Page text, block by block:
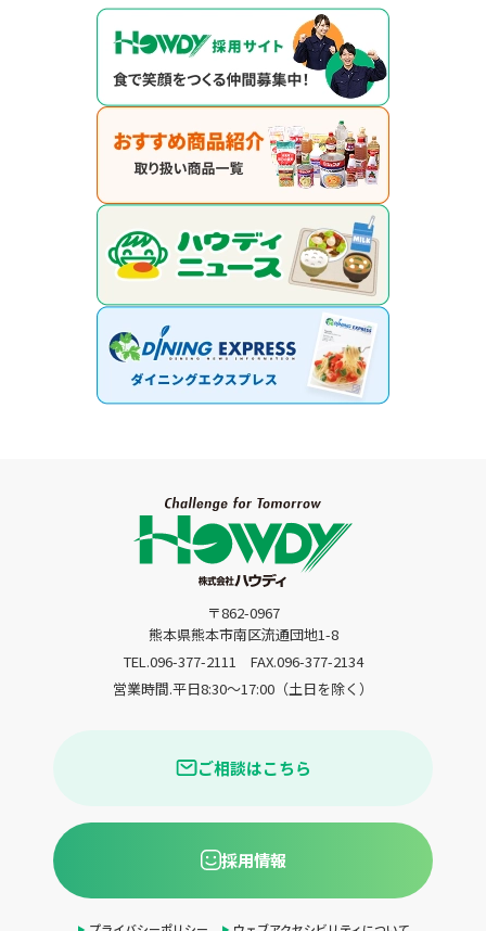
〒862-0967
熊本県熊本市南区流通団地1-8
TEL.096-377-2111
FAX.096-377-2134
営業時間.平日8:30〜17:00（土日を除く）
ご相談はこちら
採用情報